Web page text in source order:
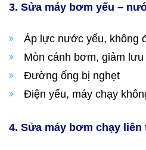
3. Sửa máy bơm yếu –
Áp lực nước yếu, không
Mòn cánh bơm, giảm
Đường ống bị nghẹt
Điện yếu, máy chạy
4. Sửa máy bơm chạy